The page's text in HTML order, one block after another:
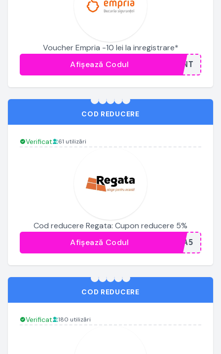
Voucher Empria -10 lei la inregistrare*
...ONT
Afișează Codul
COD REDUCERE
Verificat 61 utilizări
Cod reducere Regata: Cupon reducere 5%
...TA5
Afișează Codul
COD REDUCERE
Verificat 180 utilizări